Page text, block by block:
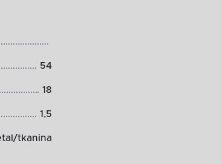
54
18
1,5
tkanina